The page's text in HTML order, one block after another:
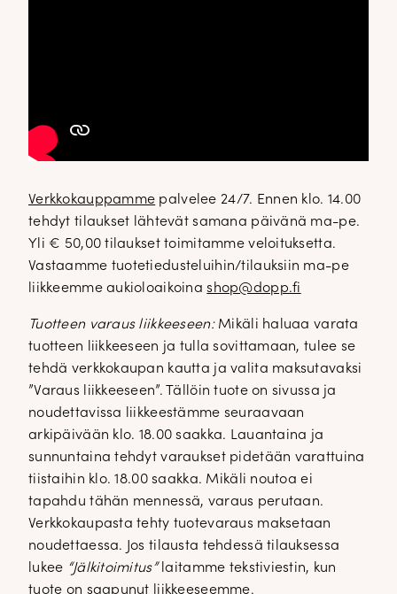
Verkkokauppamme palvelee 24/7. Ennen klo. 14.00
tehdyt tilaukset lähtevät samana päivänä ma-pe.
Yli € 50,00 tilaukset toimitamme veloituksetta.
Vastaamme tuotetiedusteluihin/tilauksiin ma-pe
liikkeemme aukioloaikoinashop@dopp.fi
Tuotteen varaus liikkeeseen:Mikäli haluaa varata
tuotteen liikkeeseen ja tulla sovittamaan, tulee se
tehdä verkkokaupan kautta ja valita maksutavaksi
”Varaus liikkeeseen”. Tällöin tuote on sivussa ja
noudettavissa liikkeestämme seuraavaan
arkipäivään klo. 18.00 saakka. Lauantaina ja
sunnuntaina tehdyt varaukset pidetään varattuina
tiistaihin klo. 18.00 saakka. Mikäli noutoa ei
tapahdu tähän mennessä, varaus perutaan.
Verkkokaupasta tehty tuotevaraus maksetaan
noudettaessa. Jos tilausta tehdessä tilauksessa
lukee “Jälkitoimitus”laitamme tekstiviestin, kun
tuote on saapunut liikkeeseemme.